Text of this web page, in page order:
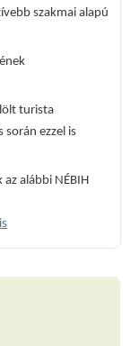
szakmai alapú
turista
ezzel is
alábbi NÉBIH